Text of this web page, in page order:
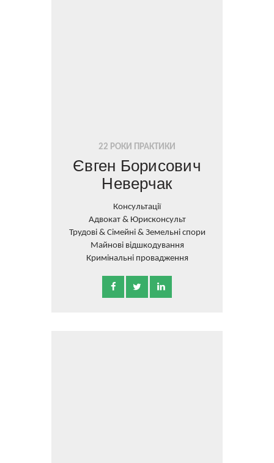
22 РОКИ ПРАКТИКИ
Євген Борисович
Неверчак
Консультації
Адвокат & Юрисконсульт
Трудові & Сімейні & Земельні спори
Майнові відшкодування
Кримінальні провадження